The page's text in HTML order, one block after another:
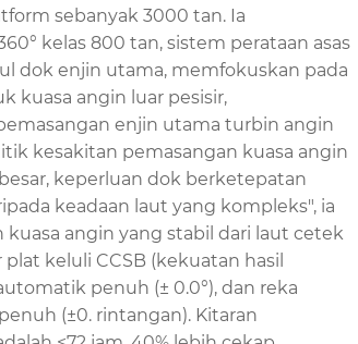
sebanyak 3000 tan. Ia
kelas 800 tan, sistem perataan asas
dok enjin utama, memfokuskan pada
kuasa angin luar pesisir,
enjin utama turbin angin
kesakitan pemasangan kuasa angin
keperluan dok berketepatan
keadaan laut yang kompleks", ia
kuasa angin yang stabil dari laut cetek
keluli CCSB (kekuatan hasil
penuh (± 0.0°), dan reka
(±0. rintangan). Kitaran